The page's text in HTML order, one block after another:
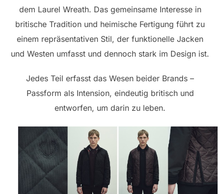
dem Laurel Wreath. Das gemeinsame Interesse in
britische Tradition und heimische Fertigung führt zu
einem repräsentativen Stil, der funktionelle Jacken
und Westen umfasst und dennoch stark im Design ist.
Jedes Teil erfasst das Wesen beider Brands –
Passform als Intension, eindeutig britisch und
entworfen, um darin zu leben.